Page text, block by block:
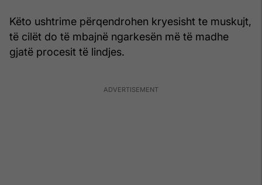
Këto ushtrime përqendrohen kryesisht te muskujt,
të cilët do të mbajnë ngarkesën më të madhe
gjatë procesit të lindjes.